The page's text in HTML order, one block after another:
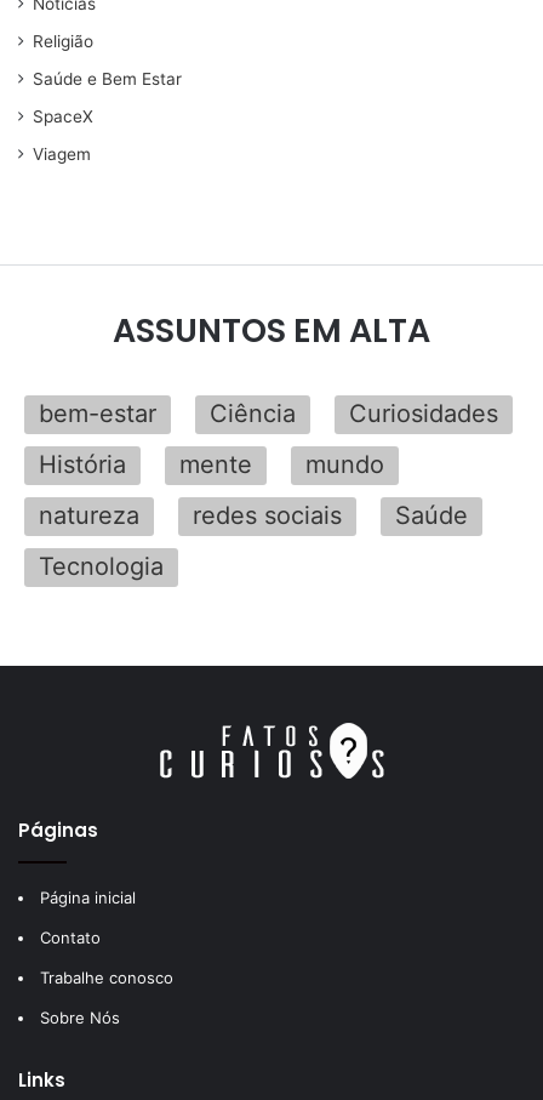
Religião
Saúde e Bem Estar
SpaceX
Viagem
ASSUNTOS EM ALTA
bem-estar Ciência
Curiosidades
História
mente
mundo
natureza
redes sociais
Saúde
Tecnologia
Páginas
Página inicial
Contato
Trabalhe conosco
Sobre Nós
Links